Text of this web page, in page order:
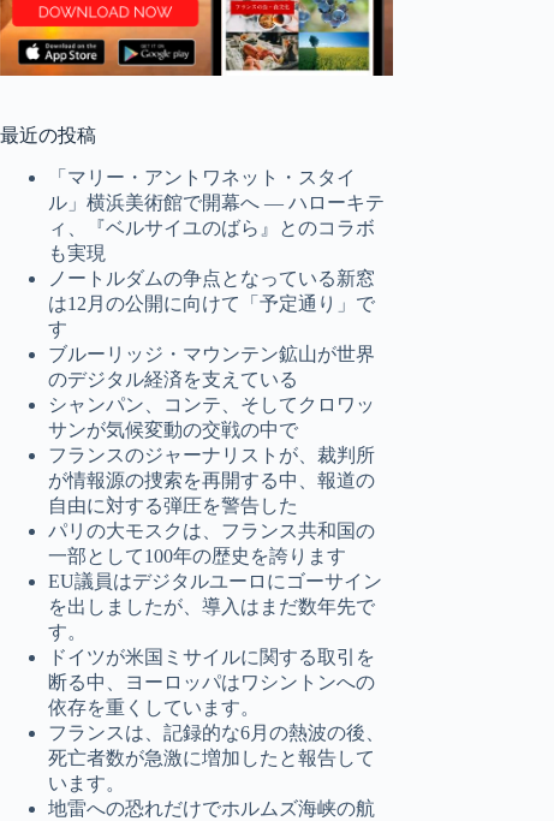
最近の投稿
「マリー・アントワネット・スタイ
ル」横浜美術館で開幕へ ― ハローキテ
ィ、『ベルサイユのばら』とのコラボ
も実現
ノートルダムの争点となっている新窓
は12月の公開に向けて「予定通り」で
す
ブルーリッジ・マウンテン鉱山が世界
のデジタル経済を支えている
シャンパン、コンテ、そしてクロワッ
サンが気候変動の交戦の中で
フランスのジャーナリストが、裁判所
が情報源の捜索を再開する中、報道の
自由に対する弾圧を警告した
パリの大モスクは、フランス共和国の
一部として100年の歴史を誇ります
EU議員はデジタルユーロにゴーサイン
を出しましたが、導入はまだ数年先で
す。
ドイツが米国ミサイルに関する取引を
断る中、ヨーロッパはワシントンへの
依存を重くしています。
フランスは、記録的な6月の熱波の後、
死亡者数が急激に増加したと報告して
います。
地雷への恐れだけでホルムズ海峡の航